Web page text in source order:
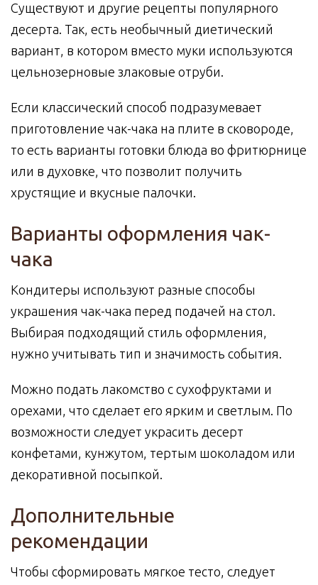
Существуют и другие рецепты популярного
десерта. Так, есть необычный диетический
вариант, в котором вместо муки используются
цельнозерновые злаковые отруби.
Если классический способ подразумевает
приготовление чак-чака на плите в сковороде,
то есть варианты готовки блюда во фритюрнице
или в духовке, что позволит получить
хрустящие и вкусные палочки.
Варианты оформления чак-
чака
Кондитеры используют разные способы
украшения чак-чака перед подачей на стол.
Выбирая подходящий стиль оформления,
нужно учитывать тип и значимость события.
Можно подать лакомство с сухофруктами и
орехами, что сделает его ярким и светлым. По
возможности следует украсить десерт
конфетами, кунжутом, тертым шоколадом или
декоративной посыпкой.
Дополнительные
рекомендации
Чтобы сформировать мягкое тесто, следует